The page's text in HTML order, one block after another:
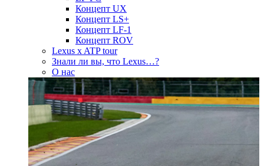
Концепт UX
Концепт LS+
Концепт LF-1
Концепт ROV
Lexus x ATP tour
Знали ли вы, что Lexus…?
О нас